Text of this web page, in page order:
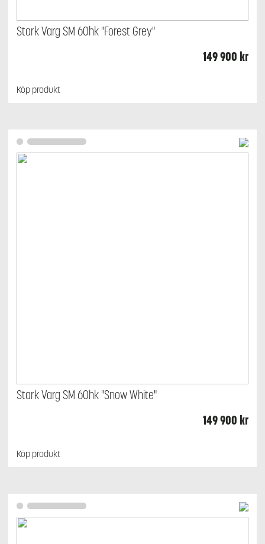
Stark Varg SM 60hk "Forest Grey"
149 900 kr
Köp produkt
Stark Varg SM 60hk "Snow White"
149 900 kr
Köp produkt